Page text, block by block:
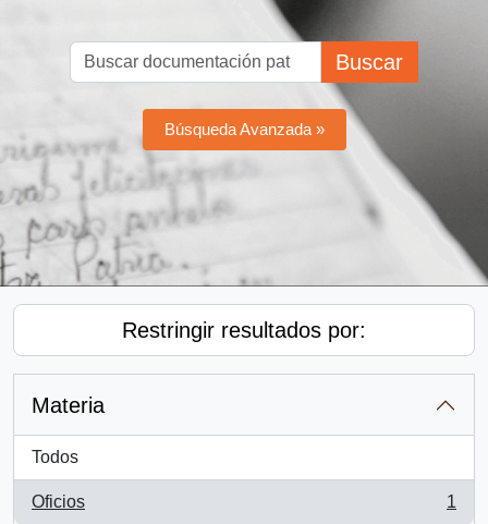
Buscar
Búsqueda Avanzada »
Restringir resultados por:
Materia
Todos
Oficios
, 1 resultados
1